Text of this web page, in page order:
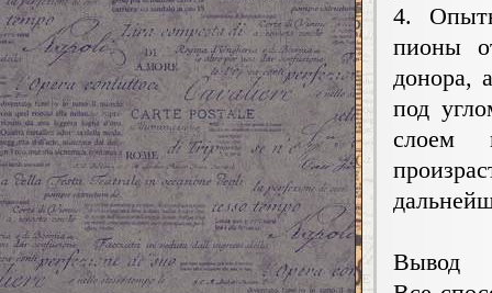
4.
пионы
донора,
под
слоем
Вывод